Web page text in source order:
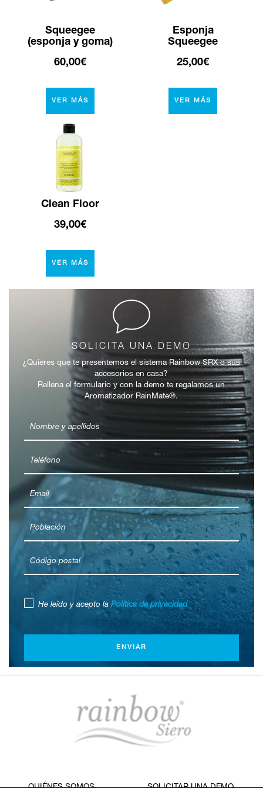
Squeegee
(esponja y goma)
60,00€
VER MÁS
Esponja
Squeegee
25,00€
VER MÁS
Clean Floor
39,00€
VER MÁS
SOLICITA UNA DEMO
¿Quieres que te presentemos el sistema Rainbow SRX o sus
accesorios en casa?
Rellena el formulario y con la demo te regalamos un
Aromatizador RainMate®.
He leído y acepto la Política de privacidad
ENVIAR